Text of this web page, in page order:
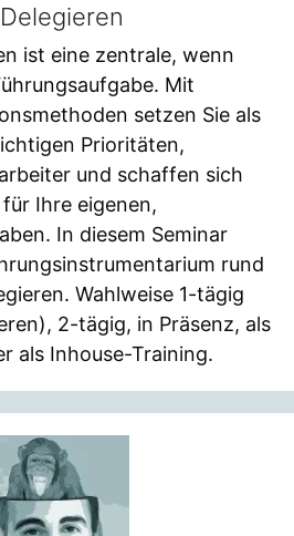
ist eine zentrale, wenn
Mit
setzen Sie als
Prioritäten,
und schaffen sich
Ihre eigenen,
In diesem Seminar
rund
Wahlweise 1-tägig
2-tägig, in Präsenz, als
als Inhouse-Training.